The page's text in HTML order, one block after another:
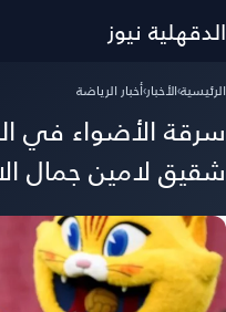
الدقهلية نيوز
الرئيسية›الأخبار›أخبار الرياضة
سرقة الأضواء في
شقيق لامين جمال